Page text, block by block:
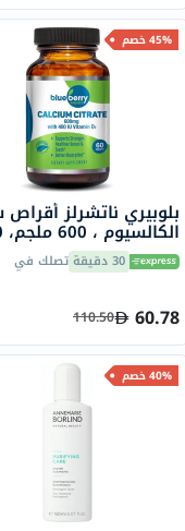
45% خصم
بلوبيري ناتشرلز
قرص، B0234 30 دقيقة تصلك في
60.78
110.50
40% خصم